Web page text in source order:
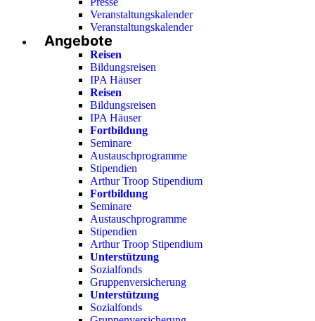
Veranstaltungskalender
Veranstaltungskalender
Angebote
Reisen
Bildungsreisen
IPA Häuser
Reisen
Bildungsreisen
IPA Häuser
Fortbildung
Seminare
Austauschprogramme
Stipendien
Arthur Troop Stipendium
Fortbildung
Seminare
Austauschprogramme
Stipendien
Arthur Troop Stipendium
Unterstützung
Sozialfonds
Gruppenversicherung
Unterstützung
Sozialfonds